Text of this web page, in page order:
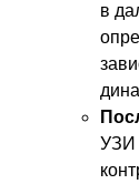
в
УЗИ